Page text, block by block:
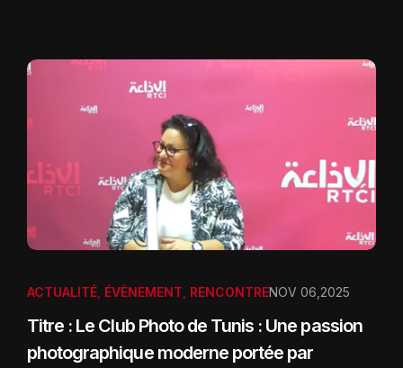
ACTUALITÉ ÉVÈNEMENT RENCONTRENOV 06,2025
Titre : Le Club Photo de Tunis : Une passion
photographique moderne portée par